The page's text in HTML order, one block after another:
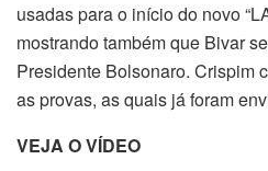
usadas para o início do novo
mostrando também que Bivar
Presidente Bolsonaro. Crispim
as provas, as quais já foram
VEJA O VÍDEO